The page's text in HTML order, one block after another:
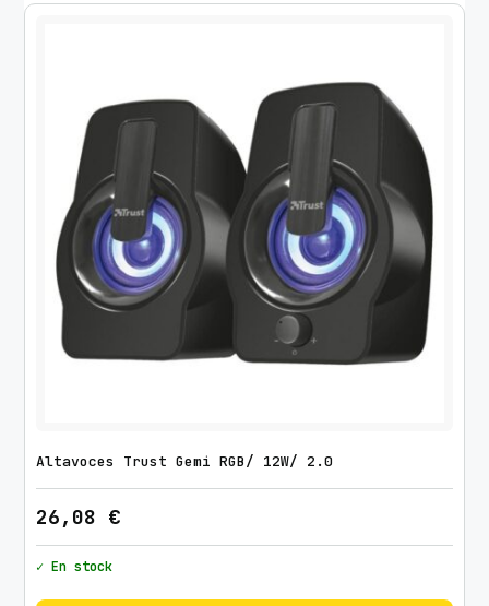
Altavoces Trust Gemi RGB/ 12W/ 2.0
26,08 €
✓ En stock